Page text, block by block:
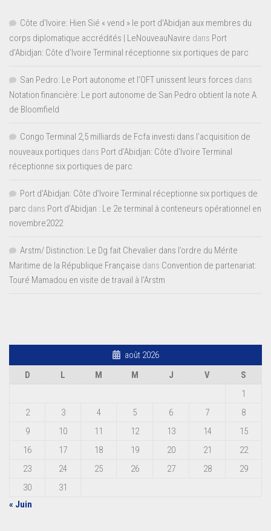
Côte d'Ivoire: Hien Sié « vend » le port d'Abidjan aux membres du
corps diplomatique accrédités | LeNouveauNavire dans Port
d’Abidjan: Côte d’Ivoire Terminal réceptionne six portiques de parc
San Pedro: Le Port autonome et l’OFT unissent leurs forces dans
Notation financière: Le port autonome de San Pedro obtient la note A
de Bloomfield
Congo Terminal 2,5 milliards de Fcfa investi dans l’acquisition de
nouveaux portiques dans Port d’Abidjan: Côte d’Ivoire Terminal
réceptionne six portiques de parc
Port d'Abidjan: Côte d’Ivoire Terminal réceptionne six portiques de
parc dans Port d’Abidjan : Le 2e terminal à conteneurs opérationnel en
novembre2022
Arstm/ Distinction: Le Dg fait Chevalier dans l’ordre du Mérite
Maritime de la République Française dans Convention de partenariat:
Touré Mamadou en visite de travail à l’Arstm
août 2026
D
L M M J V
S
1
2
3 4 5 6 7
8
9
10 11 12 13 14
15
16
17 18 19 20 21
22
23
24 25 26 27 28
29
30
31
« Juin